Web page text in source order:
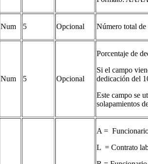
Num 5 Opcional Número total
Num 5 Opcional
Porcentaje de
Si el campo
dedicación del
Este campo se
solapamientos
A =
L = Contrato